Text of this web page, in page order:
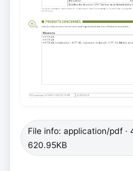
File info: application/pdf ·
620.95KB